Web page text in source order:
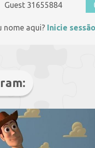
Guest 31655884
nome aqui? Inicie sessão